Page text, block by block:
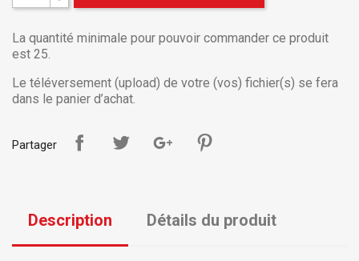
La quantité minimale pour pouvoir commander ce produit
est 25.
Le téléversement (upload) de votre (vos) fichier(s) se fera
dans le panier d’achat.
Partager
Description Détails du produit